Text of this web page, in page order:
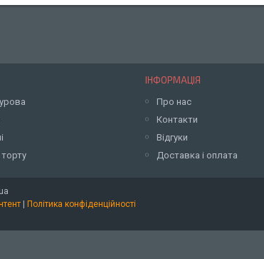
ІНФОРМАЦІЯ
Про нас
Контакти
Відгуки
Доставка і оплата
| Політика конфіденційності